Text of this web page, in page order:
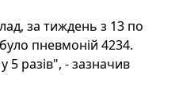
за тиждень з 13 по
пневмоній 4234.
5 разів", - зазначив